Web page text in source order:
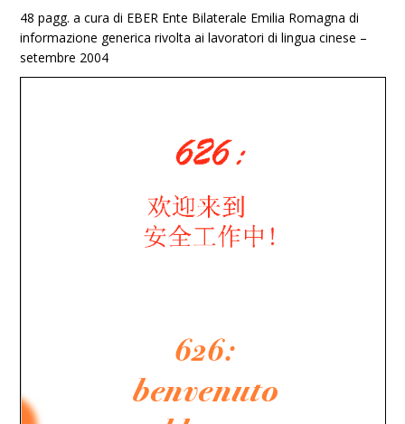
48 pagg. a cura di EBER Ente Bilaterale Emilia Romagna di
informazione generica rivolta ai lavoratori di lingua cinese –
setembre 2004